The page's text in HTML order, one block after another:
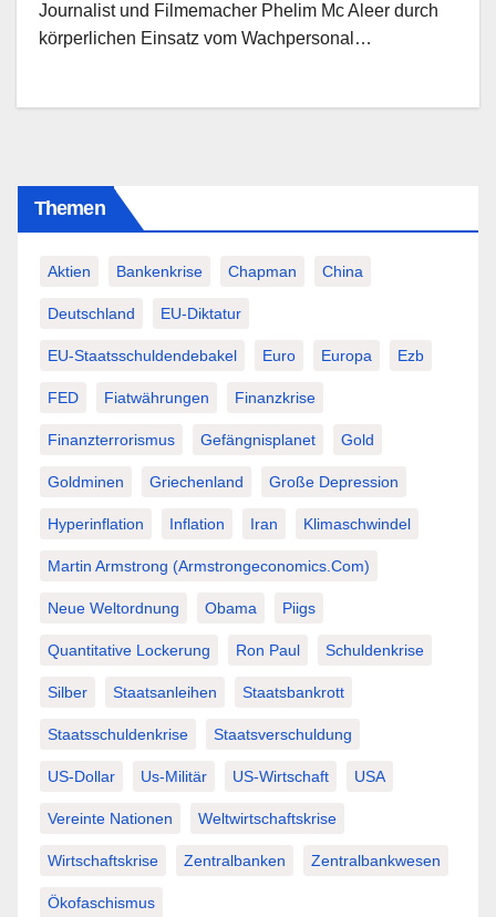
Journalist und Filmemacher Phelim Mc Aleer durch
körperlichen Einsatz vom Wachpersonal…
Themen
Aktien Bankenkrise Chapman China
Deutschland EU-Diktatur
EU-Staatsschuldendebakel Euro Europa Ezb
FED Fiatwährungen Finanzkrise
Finanzterrorismus Gefängnisplanet Gold
Goldminen Griechenland Große Depression
Hyperinflation Inflation Iran Klimaschwindel
Martin Armstrong (Armstrongeconomics.com)
Neue Weltordnung Obama Piigs
Quantitative Lockerung Ron Paul Schuldenkrise
Silber Staatsanleihen Staatsbankrott
Staatsschuldenkrise Staatsverschuldung
US-Dollar Us-Militär US-Wirtschaft USA
Vereinte Nationen Weltwirtschaftskrise
Wirtschaftskrise Zentralbanken Zentralbankwesen
Ökofaschismus